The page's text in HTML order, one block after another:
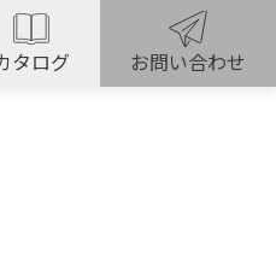
タログ お問い合わせ